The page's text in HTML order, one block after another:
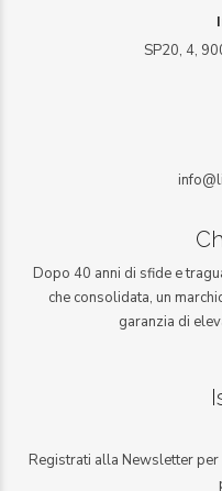
SP20, 4,
Dopo 40 anni di sfide e
che consolidata, un
garanzia di
Registrati alla Newsletter